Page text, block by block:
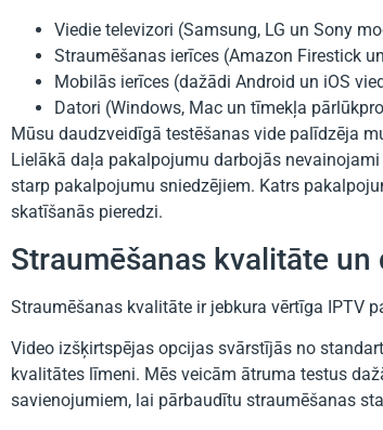
Viedie televizori (Samsung, LG un Sony
Straumēšanas ierīces (Amazon Firestick
Mobilās ierīces (dažādi Android un iOS
Datori (Windows, Mac un tīmekļa
Mūsu daudzveidīgā testēšanas vide palīdzēja
Lielākā daļa pakalpojumu darbojās
starp pakalpojumu sniedzējiem. Katrs
skatīšanās pieredzi.
Straumēšanas kvalitāte
Straumēšanas kvalitāte ir jebkura vērtīga IPTV
Video izšķirtspējas opcijas svārstījās no
kvalitātes līmeni. Mēs veicām ātruma testus
savienojumiem, lai pārbaudītu straumēšanas